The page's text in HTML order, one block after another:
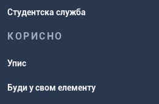
Студентска служба
КОРИСНО
Упис
Буди у свом елементу